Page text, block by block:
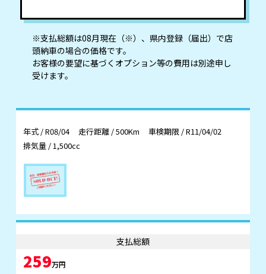
※⽀払総額は08⽉現在（※）、県内登録（届出）で店
頭納⾞の場合の価格です。
お客様の要望に基づくオプション等の費⽤は別途申し
受けます。
支払総額
259万円
年式 / R08/04 走行距離 / 500Km
車検期限 / R11/04/02
排気量 / 1,500cc